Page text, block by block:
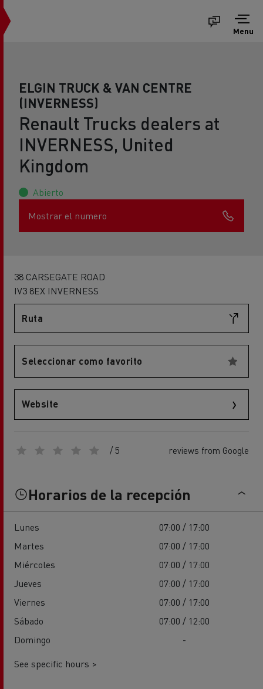
Menu
ELGIN TRUCK & VAN CENTRE
(INVERNESS)
Renault Trucks dealers at
INVERNESS, United
Kingdom
Abierto
Mostrar el numero
38 CARSEGATE ROAD
IV3 8EX INVERNESS
Ruta
Seleccionar como favorito
Website
/ 5 reviews from Google
Horarios de la recepción
Lunes
07:00 / 17:00
Martes
07:00 / 17:00
Miércoles
07:00 / 17:00
Jueves
07:00 / 17:00
Viernes
07:00 / 17:00
Sábado
07:00 / 12:00
Domingo
-
See specific hours >